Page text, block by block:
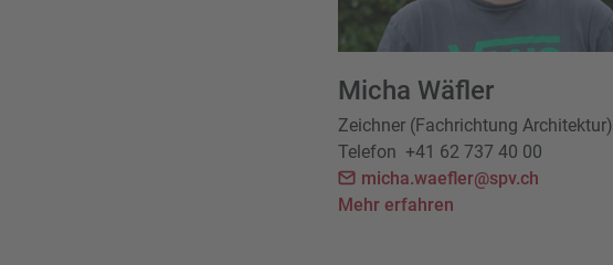
Micha Wäfler
Zeichner (Fachrichtung Architektur)
Telefon +41 62 737 40 00
micha.waefler@spv.ch
Mehr erfahren